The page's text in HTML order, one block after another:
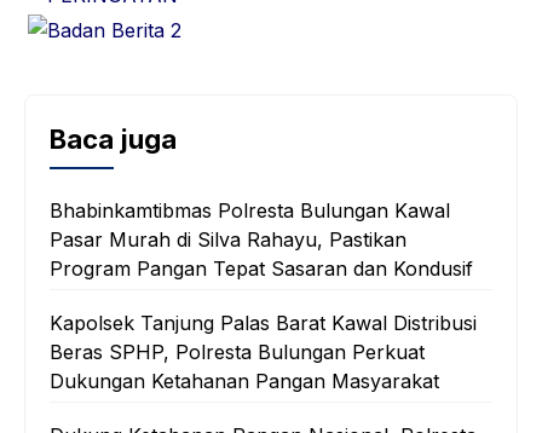
Baca juga
Bhabinkamtibmas Polresta Bulungan Kawal
Pasar Murah di Silva Rahayu, Pastikan
Program Pangan Tepat Sasaran dan Kondusif
Kapolsek Tanjung Palas Barat Kawal Distribusi
Beras SPHP, Polresta Bulungan Perkuat
Dukungan Ketahanan Pangan Masyarakat